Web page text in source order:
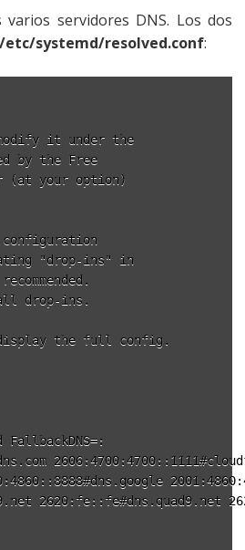
servidores DNS. Los dos
/etc/systemd/resolved.conf:
it under the
by the Free
(at your option)
"drop-ins" in
drop-ins.
display the full config.
2620:fe::fe#dns.quad9.net